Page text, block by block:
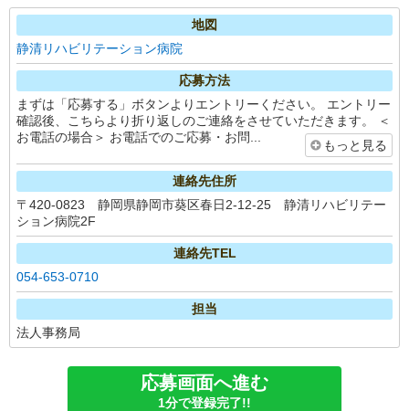
地図
静清リハビリテーション病院
応募方法
まずは「応募する」ボタンよりエントリーください。 エントリー
確認後、こちらより折り返しのご連絡をさせていただきます。 ＜
お電話の場合＞ お電話でのご応募・お問...
もっと見る
連絡先住所
〒420-0823 静岡県静岡市葵区春日2-12-25 静清リハビリテー
ション病院2F
連絡先TEL
054-653-0710
担当
法人事務局
応募画面へ進む
1分で登録完了!!